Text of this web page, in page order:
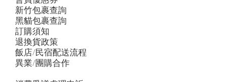
新竹包裹查詢
黑貓包裹查詢
訂購須知
退換貨政策
飯店/民宿配送流程
異業/團購合作